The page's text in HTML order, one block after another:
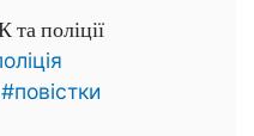
поліції
#повістки